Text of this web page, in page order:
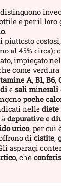
e per il loro
.
piuttosto
al 45% circa);
impiegato
come
A,B1,B6,
esali minerali
poche
nellediete
depurative e
urico, per cui
dicistite,
asparagi
, che